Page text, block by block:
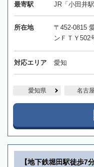
最寄駅 JR「小田井
所在地
〒452-0815
ンＦＴＹ502
対応エリア 愛知
愛知県 名古
【地下鉄堀田駅徒歩7